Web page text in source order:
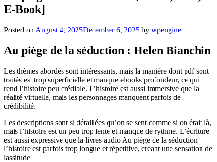
E-Book]
Posted on August 4, 2025December 6, 2025 by wpengine
Au piège de la séduction : Helen Bianchin
Les thèmes abordés sont intéressants, mais la manière dont pdf sont
traités est trop superficielle et manque ebooks profondeur, ce qui
rend l’histoire peu crédible. L’histoire est aussi immersive que la
réalité virtuelle, mais les personnages manquent parfois de
crédibilité.
Les descriptions sont si détaillées qu’on se sent comme si on était là,
mais l’histoire est un peu trop lente et manque de rythme. L’écriture
est aussi expressive que la livres audio Au piège de la séduction
l’histoire est parfois trop longue et répétitive, créant une sensation de
lassitude.